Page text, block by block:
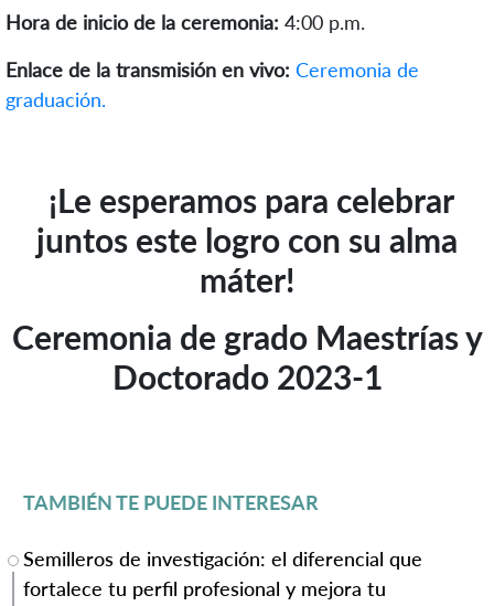
Hora de inicio de la ceremonia: 4:00 p.m.
Enlace de la transmisión en vivo: Ceremonia de
graduación.
¡Le esperamos para celebrar
juntos este logro con su alma
máter!
Ceremonia de grado Maestrías y
Doctorado 2023-1
TAMBIÉN TE PUEDE INTERESAR
Semilleros de investigación: el diferencial que
fortalece tu perfil profesional y mejora tu